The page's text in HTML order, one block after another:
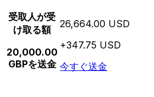
受取人が受
け取る額
20,000.00
GBPを送金
26,664.00 USD
+347.75 USD
今すぐ送金